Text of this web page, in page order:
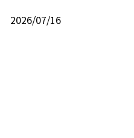
2026/07/16